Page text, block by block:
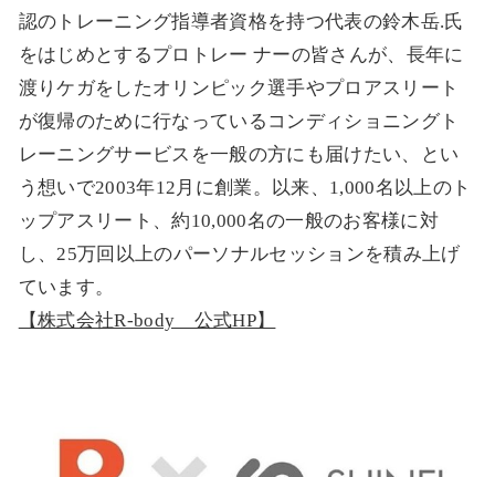
認のトレーニング指導者資格を持つ代表の鈴木岳.氏
をはじめとするプロトレー ナーの皆さんが、長年に
渡りケガをしたオリンピック選手やプロアスリート
が復帰のために行なっているコンディショニングト
レーニングサービスを一般の方にも届けたい、とい
う想いで2003年12月に創業。以来、1,000名以上のト
ップアスリート、約10,000名の一般のお客様に対
し、25万回以上のパーソナルセッションを積み上げ
ています。
【株式会社R-body 公式HP】